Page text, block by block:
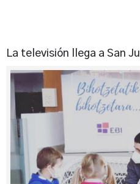
La televisión llega a San